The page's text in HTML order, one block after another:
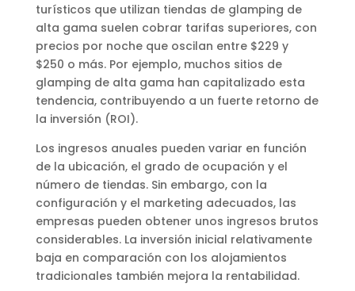
turísticos que utilizan tiendas de glamping de
alta gama suelen cobrar tarifas superiores, con
precios por noche que oscilan entre $229 y
$250 o más. Por ejemplo, muchos sitios de
glamping de alta gama han capitalizado esta
tendencia, contribuyendo a un fuerte retorno de
la inversión (ROI).
Los ingresos anuales pueden variar en función
de la ubicación, el grado de ocupación y el
número de tiendas. Sin embargo, con la
configuración y el marketing adecuados, las
empresas pueden obtener unos ingresos brutos
considerables. La inversión inicial relativamente
baja en comparación con los alojamientos
tradicionales también mejora la rentabilidad.